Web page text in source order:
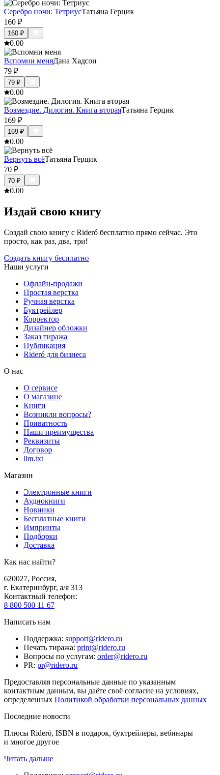
Серебро ночи: ТетриусТатьяна Герцик
160 ₽
160 ₽
0.00
Вспомни меняДана Хадсон
79 ₽
79 ₽
0.00
Возмездие. Дилогия. Книга втораяТатьяна Герцик
169 ₽
169 ₽
0.00
Вернуть всёТатьяна Герцик
70 ₽
70 ₽
0.00
Издай свою книгу
Создай свою книгу с Rideró бесплатно прямо сейчас. Это
просто, как раз, два, три!
Создать книгу бесплатно
Наши услуги
Офлайн-продажи
Простая верстка
Ручная верстка
Буктрейлер
Корректор
Дизайнер обложки
Заказ тиража
Публикация
Rideró для бизнеса
О нас
О сервисе
О магазине
Книги
Возникли вопросы?
Приватность
Наши преимущества
Реквизиты
Договор
llm.txt
Магазин
Электронные книги
Аудиокниги
Новинки
Бесплатные книги
Импринты
Подборки
Доставка
Как нас найти?
620027, Россия,
г. Екатеринбург, а/я 313
Контактный телефон:
8 800 500 11 67
Написать нам
Поддержка: support@ridero.ru
Печать тиража: print@ridero.ru
Вопросы по услугам: order@ridero.ru
PR: pr@ridero.ru
Предоставляя персональные данные по указанным
контактным данным, вы даёте своё согласие на условиях,
определенных Политикой обработки персональных данных
Последние новости
Плюсы Rideró, ISBN в подарок, буктрейлеры, вебинары
и многое другое
Читать дальше